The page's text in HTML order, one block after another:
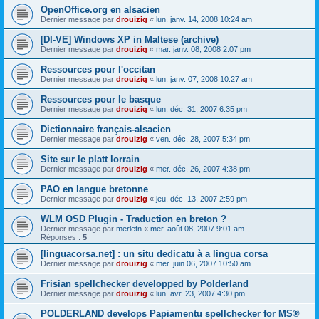
OpenOffice.org en alsacien
Dernier message par drouizig « lun. janv. 14, 2008 10:24 am
[DI-VE] Windows XP in Maltese (archive)
Dernier message par drouizig « mar. janv. 08, 2008 2:07 pm
Ressources pour l'occitan
Dernier message par drouizig « lun. janv. 07, 2008 10:27 am
Ressources pour le basque
Dernier message par drouizig « lun. déc. 31, 2007 6:35 pm
Dictionnaire français-alsacien
Dernier message par drouizig « ven. déc. 28, 2007 5:34 pm
Site sur le platt lorrain
Dernier message par drouizig « mer. déc. 26, 2007 4:38 pm
PAO en langue bretonne
Dernier message par drouizig « jeu. déc. 13, 2007 2:59 pm
WLM OSD Plugin - Traduction en breton ?
Dernier message par merletn « mer. août 08, 2007 9:01 am
Réponses : 5
[linguacorsa.net] : un situ dedicatu à a lingua corsa
Dernier message par drouizig « mer. juin 06, 2007 10:50 am
Frisian spellchecker developped by Polderland
Dernier message par drouizig « lun. avr. 23, 2007 4:30 pm
POLDERLAND develops Papiamentu spellchecker for MS®